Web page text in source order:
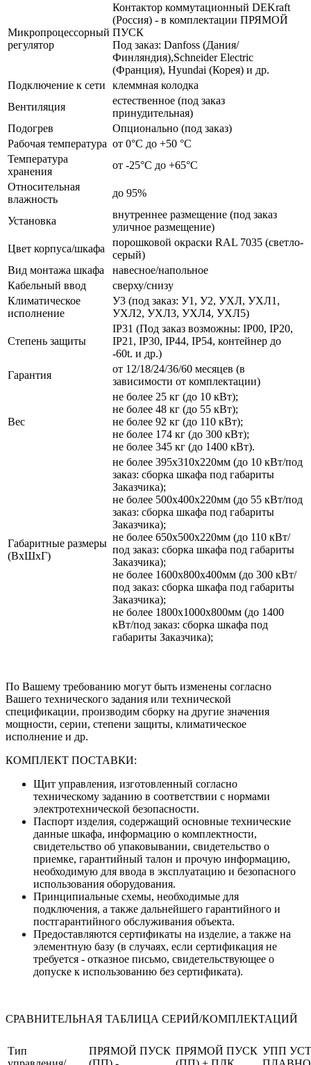
Микропроцессорный
регулятор
Контактор коммутационный DEKraft
(Россия) - в комплектации ПРЯМОЙ
ПУСК
Под заказ: Danfoss (Дания/
Финляндия),Schneider Electric
(Франция), Hyundai (Корея) и др.
Подключение к сети
клеммная колодка
Вентиляция
естественное (под заказ
принудительная)
Подогрев
Опционально (под заказ)
Рабочая температура от 0°C до +50 °C
Температура
хранения
от -25°C до +65°C
Относительная
влажность
до 95%
Установка
внутреннее размещение (под заказ
уличное размещение)
Цвет корпуса/шкафа
порошковой окраски RAL 7035 (светло-
серый)
Вид монтажа шкафа
навесное/напольное
Кабельный ввод
сверху/снизу
Климатическое
исполнение
У3 (под заказ: У1, У2, УХЛ, УХЛ1,
УХЛ2, УХЛ3, УХЛ4, УХЛ5)
Степень защиты
IP31 (Под заказ возможны: IP00, IP20,
IP21, IP30, IP44, IP54, контейнер до
-60t. и др.)
Гарантия
от 12/18/24/36/60 месяцев (в
зависимости от комплектации)
Вес
не более 25 кг (до 10 кВт);
не более 48 кг (до 55 кВт);
не более 92 кг (до 110 кВт);
не более 174 кг (до 300 кВт);
не более 345 кг (до 1400 кВт).
Габаритные размеры
(ВхШхГ)
не более 395х310х220мм (до 10 кВт/под
заказ: сборка шкафа под габариты
Заказчика);
не более 500х400х220мм (до 55 кВт/под
заказ: сборка шкафа под габариты
Заказчика);
не более 650х500х220мм (до 110 кВт/
под заказ: сборка шкафа под габариты
Заказчика);
не более 1600х800х400мм (до 300 кВт/
под заказ: сборка шкафа под габариты
Заказчика);
не более 1800х1000х800мм (до 1400
кВт/под заказ: сборка шкафа под
габариты Заказчика);
По Вашему требованию могут быть изменены согласно
Вашего технического задания или технической
спецификации, производим сборку на другие значения
мощности, серии, степени защиты, климатическое
исполнение и др.
КОМПЛЕКТ ПОСТАВКИ:
Щит управления, изготовленный согласно
техническому заданию в соответствии с нормами
электротехнической безопасности.
Паспорт изделия, содержащий основные технические
данные шкафа, информацию о комплектности,
свидетельство об упаковывании, свидетельство о
приемке, гарантийный талон и прочую информацию,
необходимую для ввода в эксплуатацию и безопасного
использования оборудования.
Принципиальные схемы, необходимые для
подключения, а также дальнейшего гарантийного и
постгарантийного обслуживания объекта.
Предоставляются сертификаты на изделие, а также на
элементную базу (в случаях, если сертификация не
требуется - отказное письмо, свидетельствующее о
допуске к использованию без сертификата).
СРАВНИТЕЛЬНАЯ ТАБЛИЦА СЕРИЙ/КОМПЛЕКТАЦИЙ
Тип
ПРЯМОЙ ПУСК ПРЯМОЙ ПУСК УПП